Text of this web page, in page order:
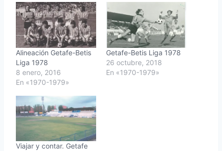
Alineación Getafe-Betis
Liga 1978
8 enero, 2016
En «1970-1979»
Getafe-Betis Liga 1978
26 octubre, 2018
En «1970-1979»
Viajar y contar. Getafe